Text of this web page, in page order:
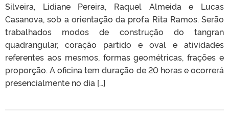
Silveira, Lidiane Pereira, Raquel Almeida e Lucas
Casanova, sob a orientação da prof.a Rita Ramos. Serão
trabalhados modos de construção do tangran
quadrangular, coração partido e oval e atividades
referentes aos mesmos, formas geométricas, frações e
proporção. A oficina tem duração de 20 horas e ocorrerá
presencialmente no dia […]